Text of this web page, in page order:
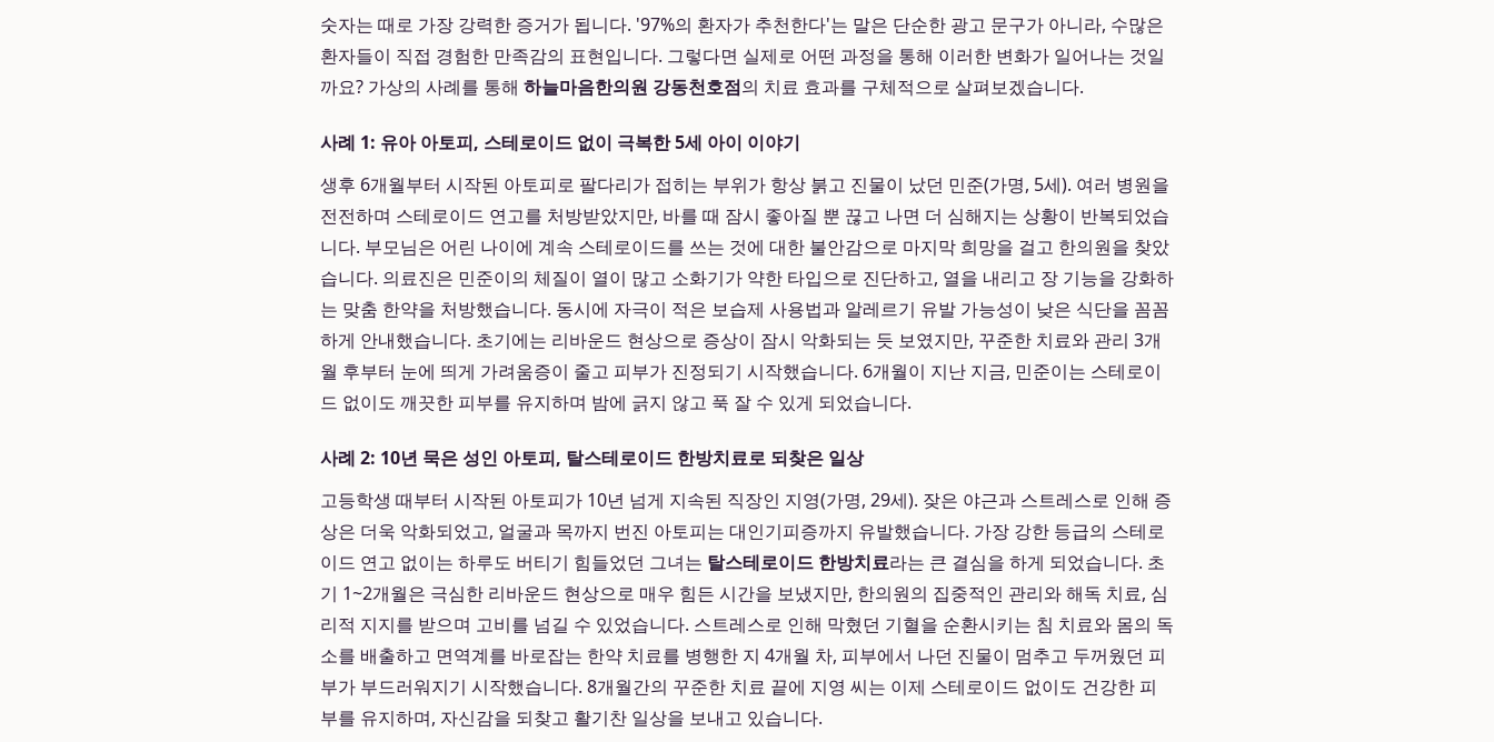
숫자는 때로 가장 강력한 증거가 됩니다. '97%의 환자가 추천한다'는 말은 단순한 광고 문구가 아니라, 수많은
환자들이 직접 경험한 만족감의 표현입니다. 그렇다면 실제로 어떤 과정을 통해 이러한 변화가 일어나는 것일
까요? 가상의 사례를 통해 하늘마음한의원 강동천호점의 치료 효과를 구체적으로 살펴보겠습니다.
사례 1: 유아 아토피, 스테로이드 없이 극복한 5세 아이 이야기
생후 6개월부터 시작된 아토피로 팔다리가 접히는 부위가 항상 붉고 진물이 났던 민준(가명, 5세). 여러 병원을
전전하며 스테로이드 연고를 처방받았지만, 바를 때 잠시 좋아질 뿐 끊고 나면 더 심해지는 상황이 반복되었습
니다. 부모님은 어린 나이에 계속 스테로이드를 쓰는 것에 대한 불안감으로 마지막 희망을 걸고 한의원을 찾았
습니다. 의료진은 민준이의 체질이 열이 많고 소화기가 약한 타입으로 진단하고, 열을 내리고 장 기능을 강화하
는 맞춤 한약을 처방했습니다. 동시에 자극이 적은 보습제 사용법과 알레르기 유발 가능성이 낮은 식단을 꼼꼼
하게 안내했습니다. 초기에는 리바운드 현상으로 증상이 잠시 악화되는 듯 보였지만, 꾸준한 치료와 관리 3개
월 후부터 눈에 띄게 가려움증이 줄고 피부가 진정되기 시작했습니다. 6개월이 지난 지금, 민준이는 스테로이
드 없이도 깨끗한 피부를 유지하며 밤에 긁지 않고 푹 잘 수 있게 되었습니다.
사례 2: 10년 묵은 성인 아토피, 탈스테로이드 한방치료로 되찾은 일상
고등학생 때부터 시작된 아토피가 10년 넘게 지속된 직장인 지영(가명, 29세). 잦은 야근과 스트레스로 인해 증
상은 더욱 악화되었고, 얼굴과 목까지 번진 아토피는 대인기피증까지 유발했습니다. 가장 강한 등급의 스테로
이드 연고 없이는 하루도 버티기 힘들었던 그녀는 탈스테로이드 한방치료라는 큰 결심을 하게 되었습니다. 초
기 1~2개월은 극심한 리바운드 현상으로 매우 힘든 시간을 보냈지만, 한의원의 집중적인 관리와 해독 치료, 심
리적 지지를 받으며 고비를 넘길 수 있었습니다. 스트레스로 인해 막혔던 기혈을 순환시키는 침 치료와 몸의 독
소를 배출하고 면역계를 바로잡는 한약 치료를 병행한 지 4개월 차, 피부에서 나던 진물이 멈추고 두꺼웠던 피
부가 부드러워지기 시작했습니다. 8개월간의 꾸준한 치료 끝에 지영 씨는 이제 스테로이드 없이도 건강한 피
부를 유지하며, 자신감을 되찾고 활기찬 일상을 보내고 있습니다.